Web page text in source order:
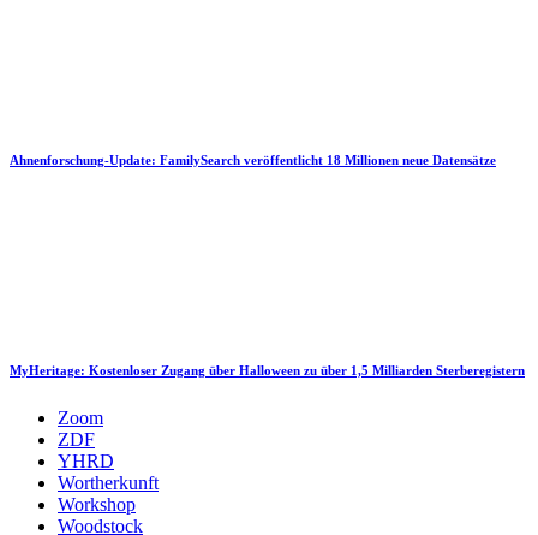
Ahnenforschung-Update: FamilySearch veröffentlicht 18 Millionen neue Datensätze
MyHeritage: Kostenloser Zugang über Halloween zu über 1,5 Milliarden Sterberegistern
Zoom
ZDF
YHRD
Wortherkunft
Workshop
Woodstock